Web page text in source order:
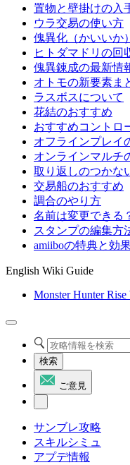
置物と壁掛けの入
ウラ交易の使い方
傀異化（かいいか
ヒトダマドリの回
傀異錬成の最新情
オトモの新要素ま
ラスボスについて
花結のおすすめ
おすすめコントロ
オフラインプレイ
オンラインマルチ
取り返しのつかな
交易船のおすすめ
調合のやり方
名前は変更できる
スタンプの編集方
amiiboの特典と効
English Wiki Guide
Monster Hunter Rise
検索
ご意見
サンブレ攻略
スキルシミュ
アプデ情報